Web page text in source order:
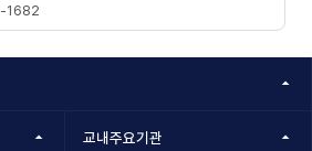
1682
교내주요기관